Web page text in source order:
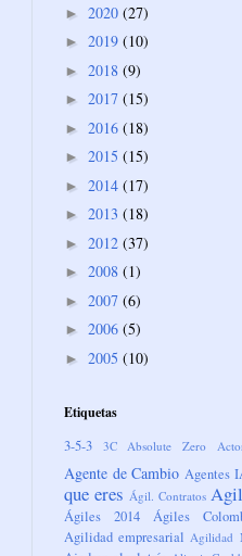
► 2020 (27)
► 2019 (10)
► 2018 (9)
► 2017 (15)
► 2016 (18)
► 2015 (15)
► 2014 (17)
► 2013 (18)
► 2012 (37)
► 2008 (1)
► 2007 (6)
► 2006 (5)
► 2005 (10)
Etiquetas
3-5-3
3C Absolute Zero
Agente de Cambio Agentes
que eres Ágil. Contratos
Ágiles 2014 Ágiles
Agilidad empresarial Agilidad